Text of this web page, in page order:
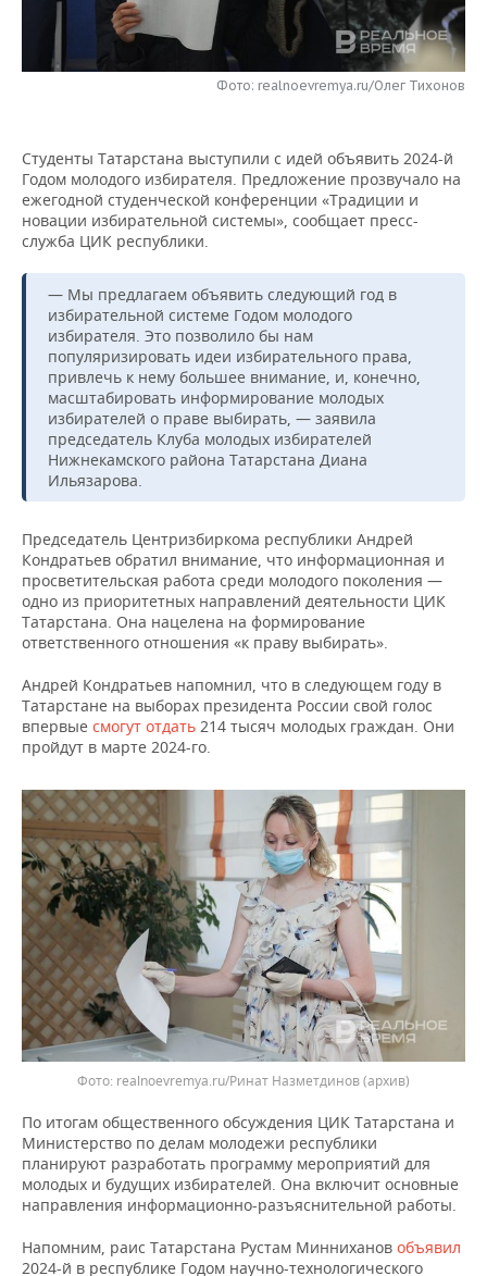
НЕФТЕХИМИЯ
НЕФТЬ
ЭНЕРГЕТИКА
РОЗНИЧНАЯ ТОРГОВЛЯ
НОВОСТИ ТЕХНОЛОГИЙ
ТЕЛЕКОММУНИКАЦИИ
МЕРОПРИЯТИЯ
НОВОСТИ МЕРОПРИЯТИЙ
БИЗНЕС-БРАНЧИ
ONLINE-КОНФЕРЕНЦИИ
ОТКРЫТАЯ ЛЕКЦИЯ
ФУТБОЛ
ХОККЕЙ
БАСКЕТБОЛ
ВОЛЕЙБОЛ
КИБЕРСПОРТ
ФИГУРНОЕ КАТАНИЕ
ВОДНЫЕ ВИДЫ СПОРТА
ХОККЕЙ С МЯЧОМ
НОВОСТИ ОБЩЕСТВА
ВЛАСТЬ
ИНФРАСТРУКТУРА
ИСТОРИЯ
КУЛЬТУРА
МЕДИЦИНА
ОБРАЗОВАНИЕ
ПРОИСШЕСТВИЯ
ФОТОГАЛЕРЕЯ
СЮЖЕТЫ
СПРАВОЧНИК
СПИСОК ПЕРСОН
СПИСОК КОМПАНИЙ
ПОЛНАЯ ВЕРСИЯ
Фото: realnoevremya.ru/Олег Тихонов
Студенты Татарстана выступили с идей объявить 2024-й
Годом молодого избирателя. Предложение прозвучало на
ежегодной студенческой конференции «Традиции и
новации избирательной системы», сообщает пресс-
служба ЦИК республики.
— Мы предлагаем объявить следующий год в
избирательной системе Годом молодого
избирателя. Это позволило бы нам
популяризировать идеи избирательного права,
привлечь к нему большее внимание, и, конечно,
масштабировать информирование молодых
избирателей о праве выбирать, — заявила
председатель Клуба молодых избирателей
Нижнекамского района Татарстана Диана
Ильязарова.
Председатель Центризбиркома республики Андрей
Кондратьев обратил внимание, что информационная и
просветительская работа среди молодого поколения —
одно из приоритетных направлений деятельности ЦИК
Татарстана. Она нацелена на формирование
ответственного отношения «к праву выбирать».
Андрей Кондратьев напомнил, что в следующем году в
Татарстане на выборах президента России свой голос
впервые смогут отдать 214 тысяч молодых граждан. Они
пройдут в марте 2024-го.
realnoevremya.ru/Ринат Назметдинов (архив)
По итогам общественного обсуждения ЦИК Татарстана и
Министерство по делам молодежи республики
планируют разработать программу мероприятий для
молодых и будущих избирателей. Она включит основные
направления информационно-разъяснительной работы.
Напомним, раис Татарстана Рустам Минниханов объявил
2024-й в республике Годом научно-технологического